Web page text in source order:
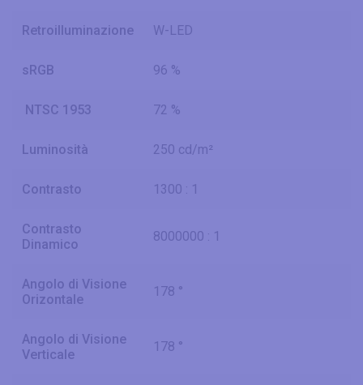
Retroilluminazione W-LED
sRGB 96 %
NTSC 1953 72 %
Luminosità 250 cd/m²
Contrasto 1300 : 1
Contrasto
Dinamico
8000000 : 1
Angolo di Visione
Orizontale
178 °
Angolo di Visione
Verticale
178 °